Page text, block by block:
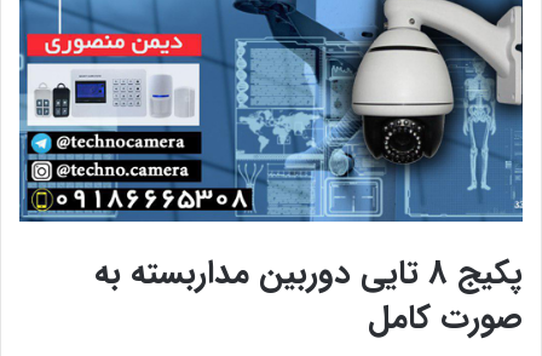
پکیج 8 تایی دوربین مداربسته به
صورت کامل